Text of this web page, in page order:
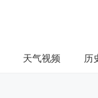
天气视频 历